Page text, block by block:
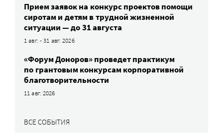
Прием заявок на конкурс проектов помощи
сиротам и детям в трудной жизненной
ситуации — до 31 августа
1 авг. - 31 авг. 2026
«Форум Доноров» проведет практикум
по грантовым конкурсам корпоративной
благотворительности
11 авг. 2026
ВСЕ СОБЫТИЯ